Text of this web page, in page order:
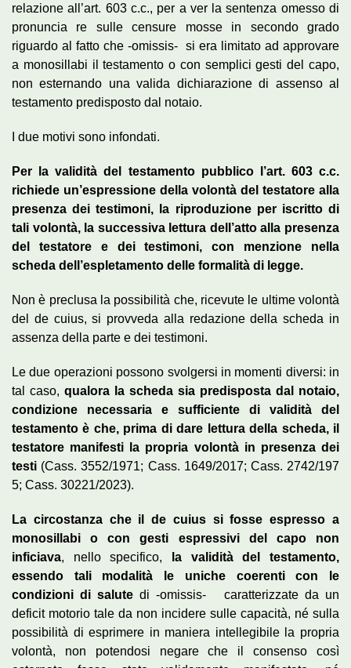
relazione all’art. 603 c.c., per a ver la sentenza omesso di
pronuncia re sulle censure mosse in secondo grado
riguardo al fatto che -omissis- si era limitato ad approvare
a monosillabi il testamento o con semplici gesti del capo,
non esternando una valida dichiarazione di assenso al
testamento predisposto dal notaio.
I due motivi sono infondati.
Per la validità del testamento pubblico l’art. 603 c.c.
richiede un’espressione della volontà del testatore alla
presenza dei testimoni, la riproduzione per iscritto di
tali volontà, la successiva lettura dell’atto alla presenza
del testatore e dei testimoni, con menzione nella
scheda dell’espletamento delle formalità di legge.
Non è preclusa la possibilità che, ricevute le ultime volontà
del de cuius, si provveda alla redazione della scheda in
assenza della parte e dei testimoni.
Le due operazioni possono svolgersi in momenti diversi: in
tal caso, qualora la scheda sia predisposta dal notaio,
condizione necessaria e sufficiente di validità del
testamento è che, prima di dare lettura della scheda, il
testatore manifesti la propria volontà in presenza dei
testi (Cass. 3552/1971; Cass. 1649/2017; Cass. 2742/197
5; Cass. 30221/2023).
La circostanza che il de cuius si fosse espresso a
monosillabi o con gesti espressivi del capo non
inficiava, nello specifico,
la validità del testamento,
essendo tali modalità le uniche coerenti con le
condizioni di salutedi -omissis- caratterizzate da un
deficit motorio tale da non incidere sulle capacità, né sulla
possibilità di esprimere in maniera intellegibile la propria
volontà, non potendosi negare che il consenso così